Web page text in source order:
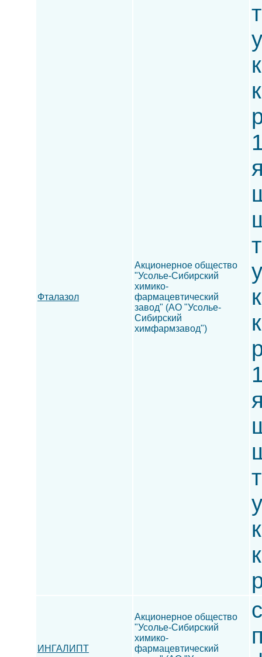
Фталазол
Акционерное общество
"Усолье-Сибирский
химико-
фармацевтический
завод" (АО "Усолье-
Сибирский
химфармзавод")
ИНГАЛИПТ
Акционерное общество
"Усолье-Сибирский
химико-
фармацевтический